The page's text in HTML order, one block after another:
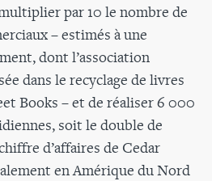
par 10 le nombre de
– estimés à une
dont l’association
dans le recyclage de livres
Books – et de réaliser 6 000
soit le double de
d’affaires de Cedar
en Amérique du Nord